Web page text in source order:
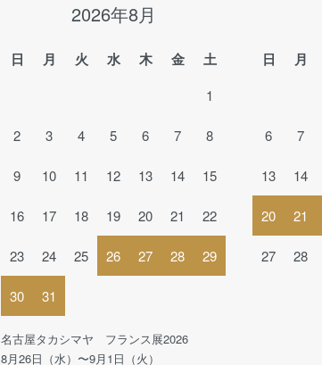
2026年8月
日 月 火 水 木 金 土
1
2 3 4 5 6 7 8
9 10 11 12 13 14 15
16 17 18 19 20 21 22
23 24 25 26 27 28 29
30 31
日 月
6 7
13 14
20 21
27 28
名古屋タカシマヤ フランス展2026
8月26日（水）〜9月1日（火）